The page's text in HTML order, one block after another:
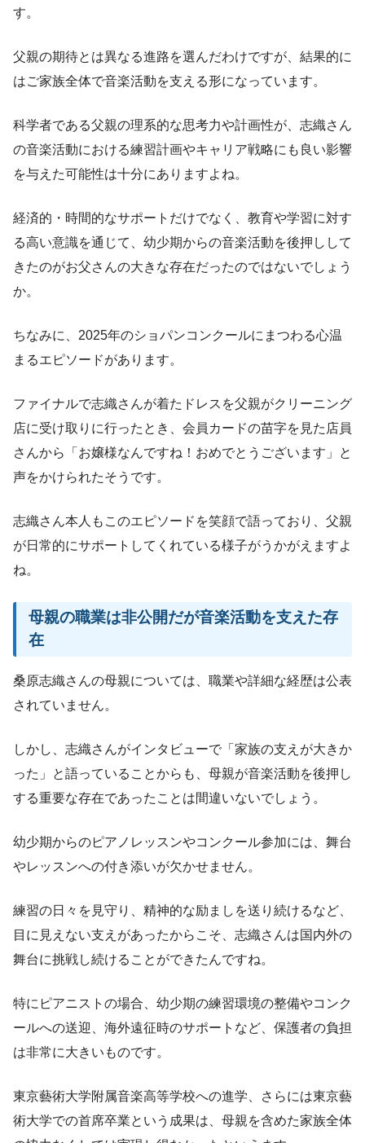
す。
父親の期待とは異なる進路を選んだわけですが、結果的に
はご家族全体で音楽活動を支える形になっています。
科学者である父親の理系的な思考力や計画性が、志織さん
の音楽活動における練習計画やキャリア戦略にも良い影響
を与えた可能性は十分にありますよね。
経済的・時間的なサポートだけでなく、教育や学習に対す
る高い意識を通じて、幼少期からの音楽活動を後押しして
きたのがお父さんの大きな存在だったのではないでしょう
か。
ちなみに、2025年のショパンコンクールにまつわる心温
まるエピソードがあります。
ファイナルで志織さんが着たドレスを父親がクリーニング
店に受け取りに行ったとき、会員カードの苗字を見た店員
さんから「お嬢様なんですね！おめでとうございます」と
声をかけられたそうです。
志織さん本人もこのエピソードを笑顔で語っており、父親
が日常的にサポートしてくれている様子がうかがえますよ
ね。
母親の職業は非公開だが音楽活動を支えた存
在
桑原志織さんの母親については、職業や詳細な経歴は公表
されていません。
しかし、志織さんがインタビューで「家族の支えが大きか
った」と語っていることからも、母親が音楽活動を後押し
する重要な存在であったことは間違いないでしょう。
幼少期からのピアノレッスンやコンクール参加には、舞台
やレッスンへの付き添いが欠かせません。
練習の日々を見守り、精神的な励ましを送り続けるなど、
目に見えない支えがあったからこそ、志織さんは国内外の
舞台に挑戦し続けることができたんですね。
特にピアニストの場合、幼少期の練習環境の整備やコンク
ールへの送迎、海外遠征時のサポートなど、保護者の負担
は非常に大きいものです。
東京藝術大学附属音楽高等学校への進学、さらには東京藝
術大学での首席卒業という成果は、母親を含めた家族全体